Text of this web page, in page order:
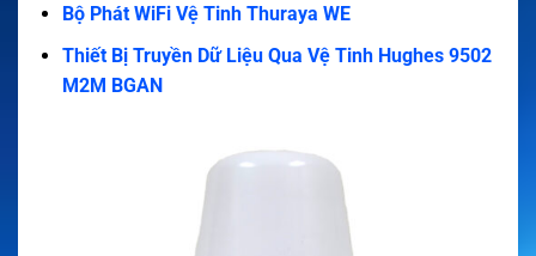
Bộ Phát WiFi Vệ Tinh Thuraya WE
Thiết Bị Truyền Dữ Liệu Qua Vệ Tinh Hughes 9502
M2M BGAN